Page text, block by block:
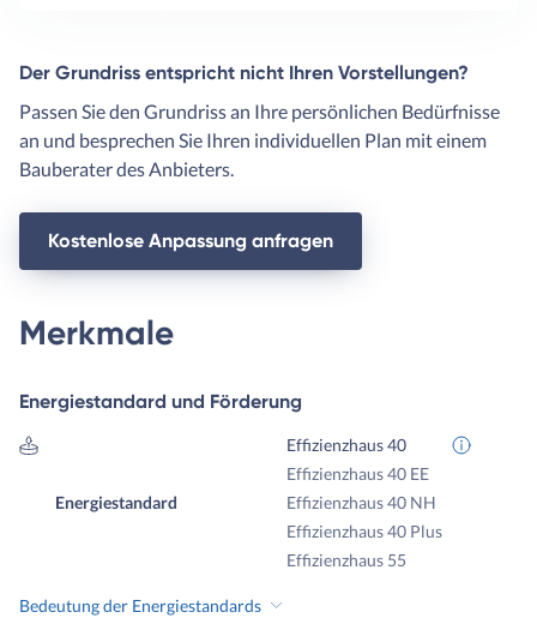
Der Grundriss entspricht nicht Ihren Vorstellungen?
Passen Sie den Grundriss an Ihre persönlichen Bedürfnisse
an und besprechen Sie Ihren individuellen Plan mit einem
Bauberater des Anbieters.
Kostenlose Anpassung anfragen
Merkmale
Energiestandard und Förderung
Energiestandard
Effizienzhaus 40
Effizienzhaus 40 EE
Effizienzhaus 40 NH
Effizienzhaus 40 Plus
Effizienzhaus 55
Bedeutung der Energiestandards